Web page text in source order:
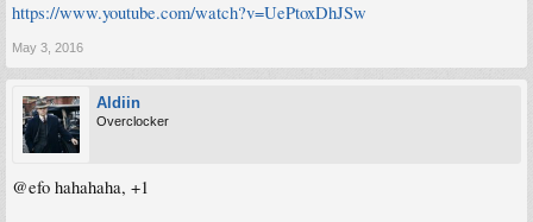
https://www.youtube.com/watch?v=UePtoxDhJSw
May 3, 2016
Aldiin
Overclocker
@efo hahahaha, +1